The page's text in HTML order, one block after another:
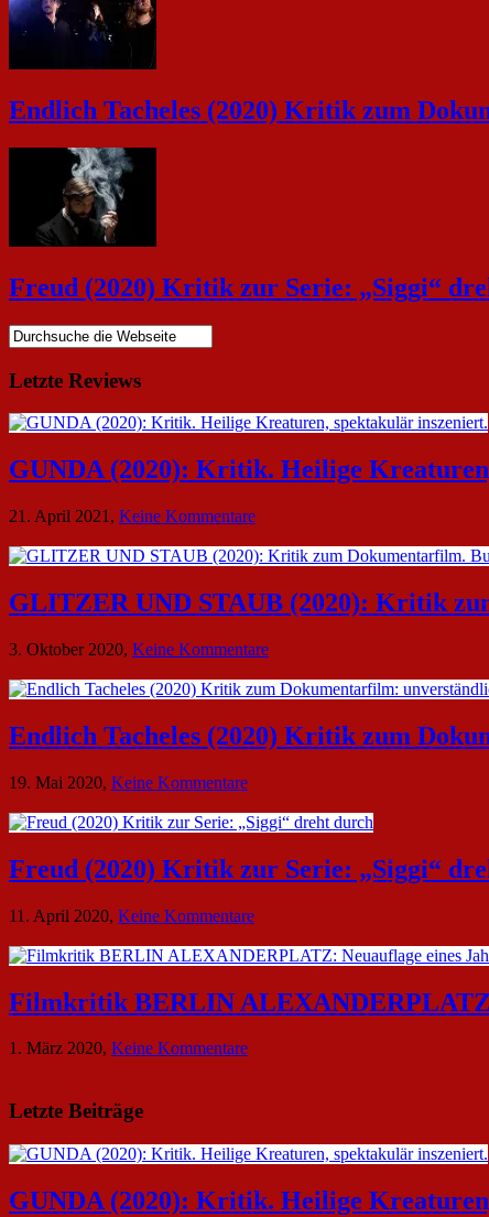
Endlich Tacheles (2020) Kritik zum
Freud (2020) Kritik zur Serie: „Siggi“
Letzte Reviews
GUNDA (2020): Kritik. Heilige
21. April 2021, Keine Kommentarezu
(2020):
Heilige
Kreaturen,
inszeniert.
GLITZER UND STAUB (2020): Kritik
3. Oktober 2020, Keine Kommentarezu
UND
(2020):
Kritik
durch
gespaltenes
Amerika.
Endlich Tacheles (2020) Kritik zum
19. Mai 2020, Keine Kommentarezu
Tacheles
Kritik
zum
unverständlich,
Freud (2020) Kritik zur Serie: „Siggi“
11. April 2020, Keine Kommentarezu
(2020)
zur
Serie:
Filmkritik BERLIN
1. März 2020, Keine Kommentarezu
eines
Jahrhundertwerks
Letzte Beiträge
GUNDA (2020): Kritik. Heilige